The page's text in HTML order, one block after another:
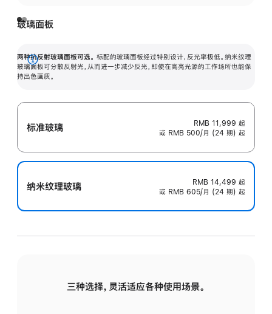
玻璃面板
两种抗反射玻璃面板可选。 标配的玻璃面板经过特别设计，反光率极低。纳米纹理
玻璃面板可分散反射光，从而进一步减少反光，即使在高亮光源的工作场所也能保
持出色画质。
展
开
标准玻璃 RMB 11,999 起
或 RMB 500/月 (24 期) 起
纳米纹理玻璃 RMB 14,499 起
或 RMB 605/月 (24 期) 起
三种选择，灵活适应各种使用场景。